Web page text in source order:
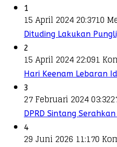
1
15 April 2024 20:3710
Dituding Lakukan
2
15 April 2024 22:091
Hari Keenam Lebaran
3
27 Februari 2024 03:32
DPRD Sintang
4
29 Juni 2026 11:170